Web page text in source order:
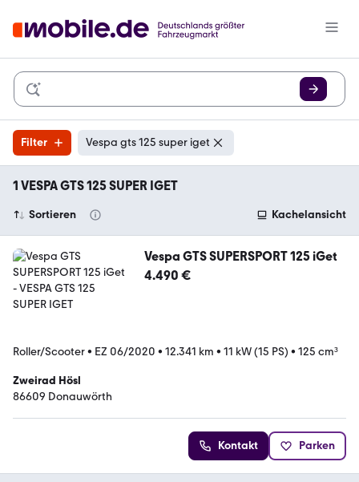
Filter Vespa gts 125 super iget
1 VESPA GTS 125 SUPER IGET
Sortieren Kachelansicht
Vespa GTS SUPERSPORT 125 iGet
4.490 €
Roller/Scooter• EZ 06/2020 • 12.341 km • 11 kW (15 PS) • 125 cm³
Zweirad Hösl
86609 Donauwörth
Kontakt Parken